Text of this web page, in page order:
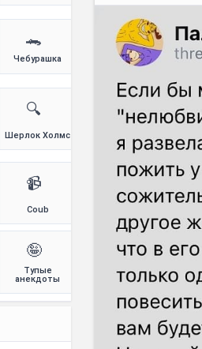
🐊
Чебурашка
🔍
Шерлок Холмс
📹
Coub
🤪
Тупые
анекдоты